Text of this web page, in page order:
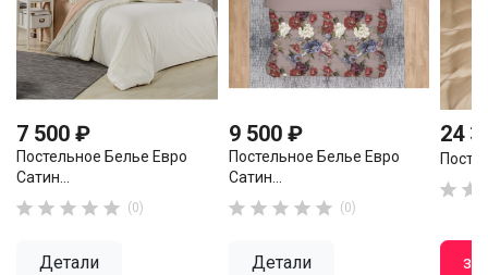
7 500 ₽
Постельное Белье Евро
Сатин...
     (0)
Детали
9 500 ₽
Постельное Белье Евро
Сатин...
     (0)
Детали
24
 